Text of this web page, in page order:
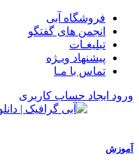
فروشگاه آبی
انجمن های گفتگو
تبلیغـات
پیشنهاد ویـژه
تماس با مـا
ورود ایجاد حساب کاربری
آموزش